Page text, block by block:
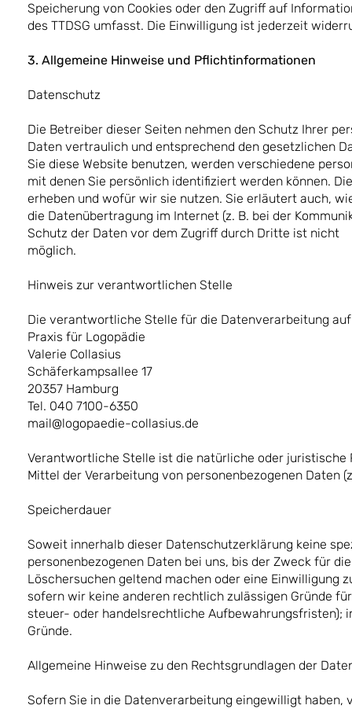
Speicherung von Cookies oder den Zugriff auf
des TTDSG umfasst. Die Einwilligung ist jederzeit
3. Allgemeine Hinweise und Pflichtinformationen
Datenschutz
Die Betreiber dieser Seiten nehmen den Schutz Ihrer
Daten vertraulich und entsprechend den gesetzlichen
Sie diese Website benutzen, werden verschiedene
mit denen Sie persönlich identifiziert werden können.
erheben und wofür wir sie nutzen. Sie erläutert auch,
die Datenübertragung im Internet (z. B. bei der
Schutz der Daten vor dem Zugriff durch Dritte ist nicht
möglich.
Hinweis zur verantwortlichen Stelle
Die verantwortliche Stelle für die Datenverarbeitung
Praxis für Logopädie
Valerie Collasius
Schäferkampsallee 17
20357 Hamburg
Tel. 040 7100-6350
mail@logopaedie-collasius.de
Verantwortliche Stelle ist die natürliche oder juristische
Mittel der Verarbeitung von personenbezogenen Daten
Speicherdauer
Soweit innerhalb dieser Datenschutzerklärung keine
personenbezogenen Daten bei uns, bis der Zweck für
Löschersuchen geltend machen oder eine Einwilligung
sofern wir keine anderen rechtlich zulässigen Gründe
steuer- oder handelsrechtliche Aufbewahrungsfristen);
Gründe.
Allgemeine Hinweise zu den Rechtsgrundlagen der
Sofern Sie in die Datenverarbeitung eingewilligt haben,